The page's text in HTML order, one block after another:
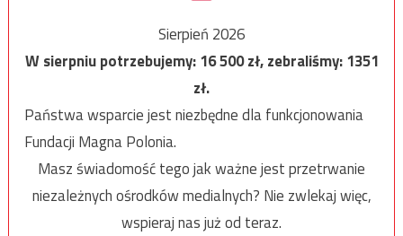
Sierpień 2026
W sierpniu potrzebujemy:16 500zł, zebraliśmy:1351
zł.
Państwa wsparcie jest niezbędne dla funkcjonowania
Fundacji Magna Polonia.
Masz świadomość tego jak ważne jest przetrwanie
niezależnych ośrodków medialnych? Nie zwlekaj więc,
wspieraj nas już od teraz.